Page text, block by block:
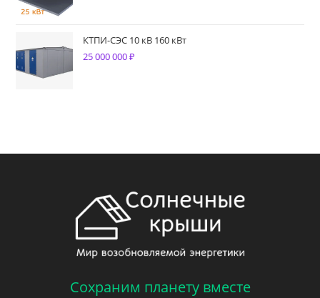
КТПИ-СЭС 10 кВ 160 кВт
25 000 000₽
Сохраним планету вместе